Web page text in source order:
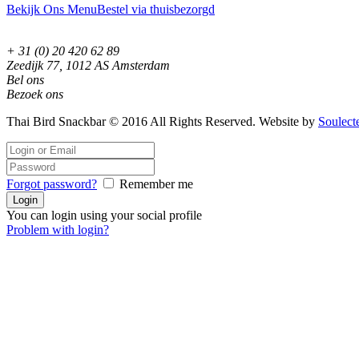
Bekijk Ons MenuBestel via thuisbezorgd
+ 31 (0) 20 420 62 89
Zeedijk 77, 1012 AS Amsterdam
Bel ons
Bezoek ons
Thai Bird Snackbar © 2016 All Rights Reserved. Website by
Forgot password? Remember me
You can login using your social profile
Problem with login?